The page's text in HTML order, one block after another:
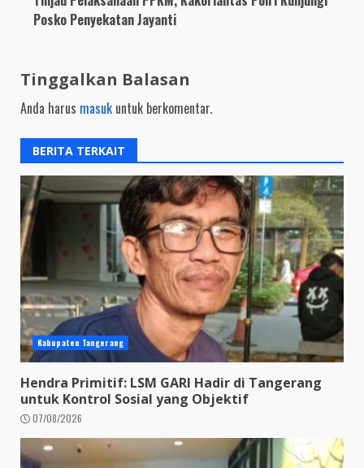
Posko Penyekatan Jayanti
Tinggalkan Balasan
Anda harus masuk untuk berkomentar.
BERITA TERKAIT
Kabupaten Tangerang
Hendra Primitif: LSM GARI Hadir di Tangerang
untuk Kontrol Sosial yang Objektif
07/08/2026